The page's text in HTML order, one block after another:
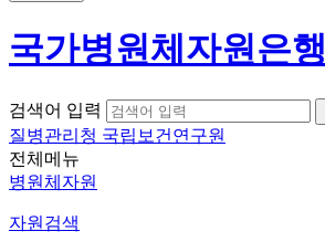
국가병원체자원은행
검색어 입력
질병관리청 국립보건연구원
전체메뉴
병원체자원
자원검색